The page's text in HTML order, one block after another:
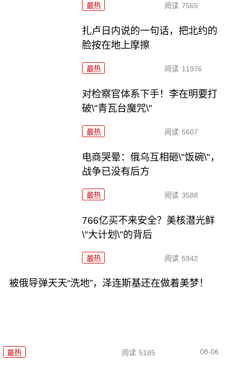
最热 阅读 7565
扎卢日内说的一句话，把北约的
脸按在地上摩擦
最热 阅读 11976
对检察官体系下手！李在明要打
破\"青瓦台魔咒\"
最热 阅读 5607
电商哭晕：俄乌互相砸\"饭碗\"，
战争已没有后方
最热 阅读 3588
766亿买不来安全？美核潜光鲜
\"大计划\"的背后
最热 阅读 5942
被俄导弹天天“洗地”，泽连斯基还在做着美梦！
最热 阅读 5185 08-06